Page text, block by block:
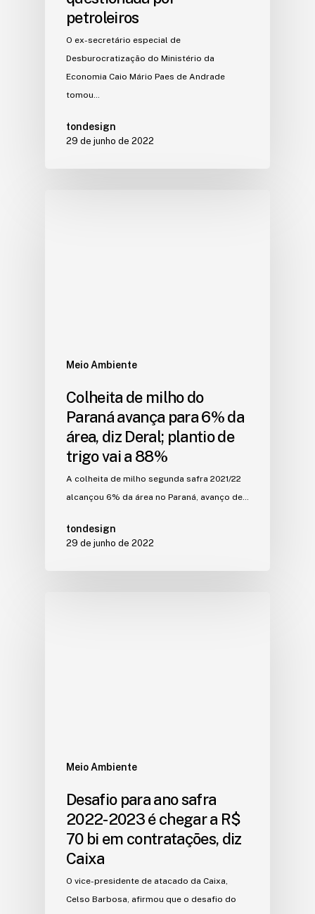
petroleiros
O ex-secretário especial de
Desburocratização do Ministério da
Economia Caio Mário Paes de Andrade
tomou…
tondesign
29 de junho de 2022
Meio Ambiente
Colheita de milho do
Paraná avança para 6% da
área, diz Deral; plantio de
trigo vai a 88%
A colheita de milho segunda safra 2021/22
alcançou 6% da área no Paraná, avanço de…
tondesign
29 de junho de 2022
Meio Ambiente
Desafio para ano safra
2022-2023 é chegar a R$
70 bi em contratações, diz
Caixa
O vice-presidente de atacado da Caixa,
Celso Barbosa, afirmou que o desafio do